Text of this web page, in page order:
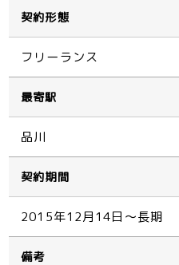
契約形態
フリーランス
最寄駅
品川
契約期間
2015年12月14日～長期
備考